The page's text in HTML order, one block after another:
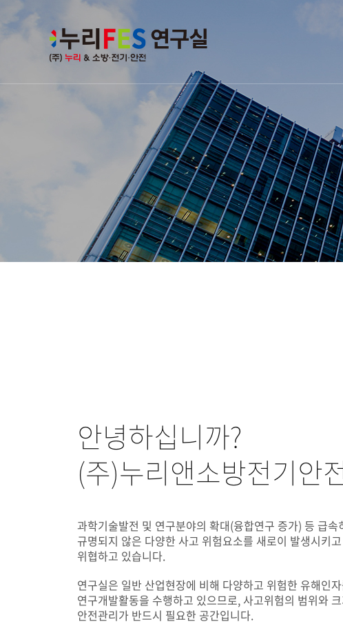
안녕하십니까?
(주)누리앤소방전기안
과학기술발전 및 연구분야의 확대(융합연구 증가) 등 급
규명되지 않은 다양한 사고 위험요소를 새로이 발생시키
위협하고 있습니다.
연구실은 일반 산업현장에 비해 다양하고 위험한 유해인
연구개발활동을 수행하고 있으므로, 사고위험의 범위와
안전관리가 반드시 필요한 공간입니다.